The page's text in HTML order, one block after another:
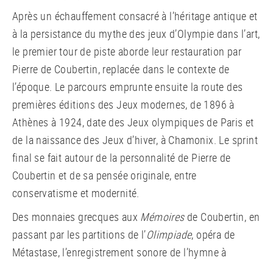
Après un échauffement consacré à l’héritage antique et
à la persistance du mythe des jeux d’Olympie dans l’art,
le premier tour de piste aborde leur restauration par
Pierre de Coubertin, replacée dans le contexte de
l’époque. Le parcours emprunte ensuite la route des
premières éditions des Jeux modernes, de 1896 à
Athènes à 1924, date des Jeux olympiques de Paris et
de la naissance des Jeux d’hiver, à Chamonix. Le sprint
final se fait autour de la personnalité de Pierre de
Coubertin et de sa pensée originale, entre
conservatisme et modernité.
Des monnaies grecques aux Mémoiresde Coubertin, en
passant par les partitions de l’Olimpiade, opéra de
Métastase, l’enregistrement sonore de l’hymne à